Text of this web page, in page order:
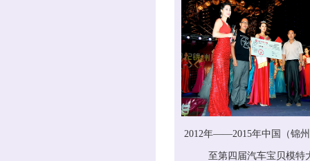
2012年——2015年中国（锦
至第四届汽车宝贝模特